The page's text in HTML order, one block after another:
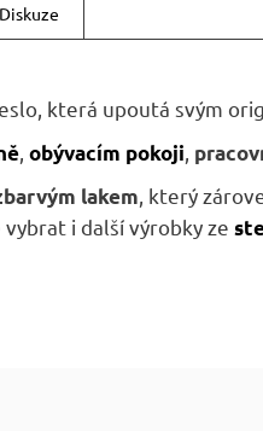
M
A
Diskuze
která upoutá svým
obývacím pokoji
lakem , který
i další výrobky ze